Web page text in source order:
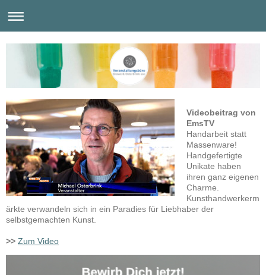
Videobeitrag von
EmsTV
Handarbeit statt
Massenware!
Handgefertigte
Unikate haben
ihren ganz eigenen
Charme.
Kunsthandwerkerm
ärkte verwandeln sich in ein Paradies für Liebhaber der
selbstgemachten Kunst.
>> Zum Video